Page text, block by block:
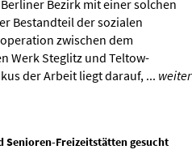
Bezirk mit einer solchen
Bestandteil der sozialen
zwischen dem
Werk Steglitz und Teltow-
der Arbeit liegt darauf, ... weiter
Freizeitstätten gesucht